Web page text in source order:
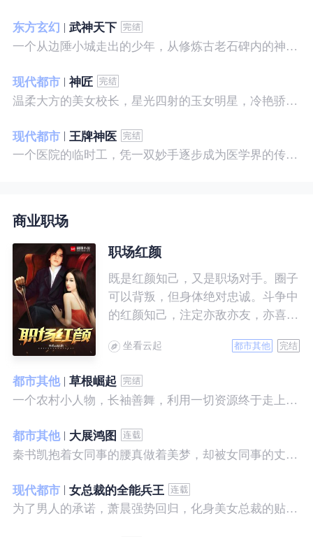
东方玄幻
武神天下
一个从边陲小城走出的少年，从修炼古老石碑内的神秘一式开始，一路高歌狂飙，打造一片属于自己的天下……
现代都市
神匠
温柔大方的美女校长，星光四射的玉女明星，冷艳骄傲的美女特工，一个二个，全都跑来，撒娇撒赖的要他做她们的私房保镖，这是为什么呢？
现代都市
王牌神医
一个医院的临时工，凭一双妙手逐步成为医学界的传奇！ 一个社会底层的小人物，靠一腔热血成为人世间的枭王！ 当佛已经无能为力，便由我来普渡众生——杨风。
商业职场
职场红颜
既是红颜知己，又是职场对手。圈子
可以背叛，但身体绝对忠诚。斗争中
的红颜知己，注定亦敌亦友，亦喜亦
坐看云起 都市其他 完结
都市其他
草根崛起
一个农村小人物，长袖善舞，利用一切资源终于走上人生巅峰
都市其他
大展鸿图
秦书凯抱着女同事的腰真做着美梦，却被女同事的丈夫发现，解释说是正常工作......被打击报复，得到漂亮女邻居的帮助，从此不断高升……
现代都市
女总裁的全能兵王
为了男人的承诺，萧晨强势回归，化身美女总裁的贴身保镖，横扫八方之敌，谱写王者传奇！